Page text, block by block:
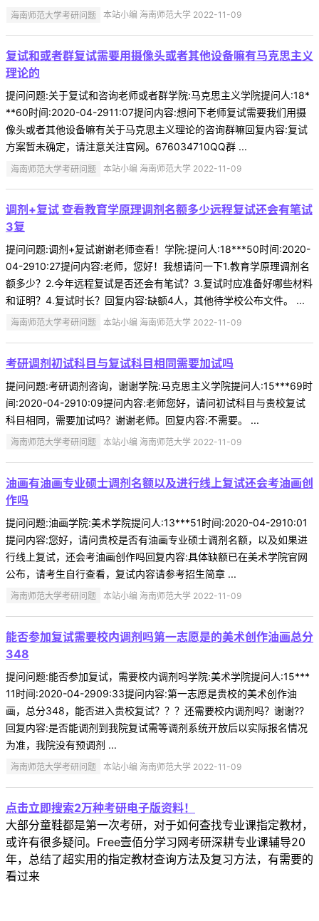
海南师范大学考研问题 本站小编 海南师范大学 2022-11-09
复试和或者群复试需要用摄像头或者其他设备嘛有马克思主义
理论的
提问问题:关于复试和咨询老师或者群学院:马克思主义学院提问人:18*
**60时间:2020-04-2911:07提问内容:想问下老师复试需要我们用摄
像头或者其他设备嘛有关于马克思主义理论的咨询群嘛回复内容:复试
方案暂未确定，请注意关注官网。676034710QQ群 ...
海南师范大学考研问题 本站小编 海南师范大学 2022-11-09
调剂+复试 查看教育学原理调剂名额多少远程复试还会有笔试
3复
提问问题:调剂+复试谢谢老师查看！学院:提问人:18***50时间:2020-
04-2910:27提问内容:老师，您好！我想请问一下1.教育学原理调剂名
额多少？2.今年远程复试是否还会有笔试？3.复试时应准备好哪些材料
和证明？4.复试时长？回复内容:缺额4人，其他待学校公布文件。 ...
海南师范大学考研问题 本站小编 海南师范大学 2022-11-09
考研调剂初试科目与复试科目相同需要加试吗
提问问题:考研调剂咨询，谢谢学院:马克思主义学院提问人:15***69时
间:2020-04-2910:09提问内容:老师您好，请问初试科目与贵校复试
科目相同，需要加试吗？谢谢老师。回复内容:不需要。 ...
海南师范大学考研问题 本站小编 海南师范大学 2022-11-09
油画有油画专业硕士调剂名额以及进行线上复试还会考油画创
作吗
提问问题:油画学院:美术学院提问人:13***51时间:2020-04-2910:01
提问内容:您好，请问贵校是否有油画专业硕士调剂名额，以及如果进
行线上复试，还会考油画创作吗回复内容:具体缺额已在美术学院官网
公布，请考生自行查看，复试内容请参考招生简章 ...
海南师范大学考研问题 本站小编 海南师范大学 2022-11-09
能否参加复试需要校内调剂吗第一志愿是的美术创作油画总分
348
提问问题:能否参加复试，需要校内调剂吗学院:美术学院提问人:15***
11时间:2020-04-2909:33提问内容:第一志愿是贵校的美术创作油
画，总分348，能否进入贵校复试？？？还需要校内调剂吗？谢谢??
回复内容:是否能调剂到我院复试需等调剂系统开放后以实际报名情况
为准，我院没有预调剂 ...
海南师范大学考研问题 本站小编 海南师范大学 2022-11-09
点击立即搜索2万种考研电子版资料！
大部分童鞋都是第一次考研，对于如何查找专业课指定教材，
或许有很多疑问。Free壹佰分学习网考研深耕专业课辅导20
年，总结了超实用的指定教材查询方法及复习方法，有需要的
看过来